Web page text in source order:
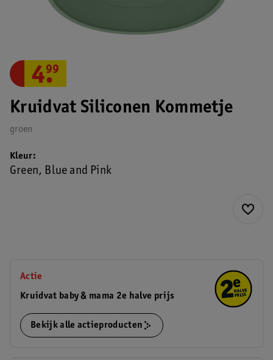
Kruidvat Siliconen Kommetje
groen
4.
99
Kleur
Green, Blue and Pink
Actie
Kruidvat baby & mama 2e halve prijs
Bekijk alle actieproducten